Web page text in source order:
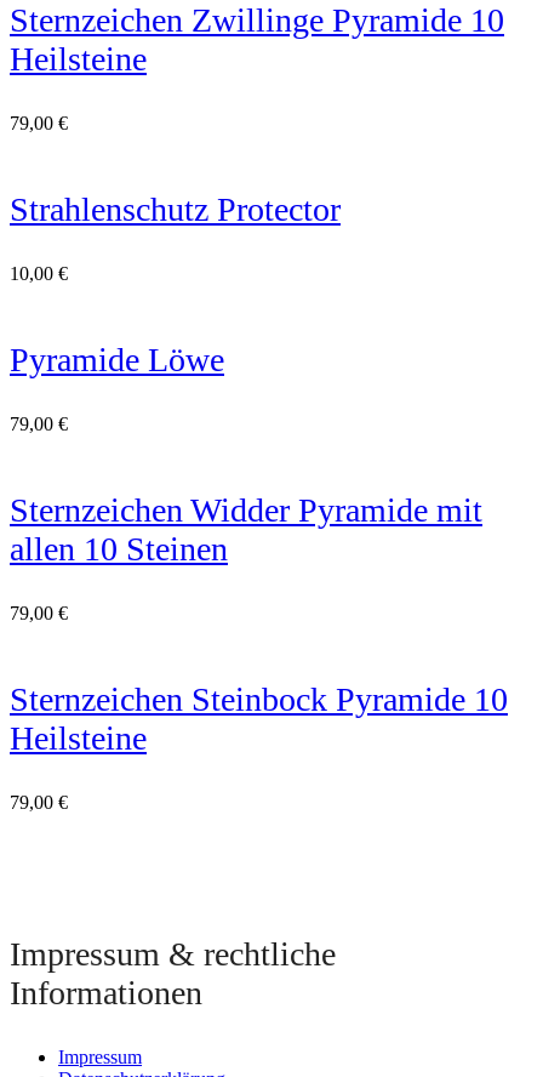
Sternzeichen Zwillinge Pyramide 10
Heilsteine
79,00 €
Strahlenschutz Protector
10,00 €
Pyramide Löwe
79,00 €
Sternzeichen Widder Pyramide mit
allen 10 Steinen
79,00 €
Sternzeichen Steinbock Pyramide 10
Heilsteine
79,00 €
Impressum & rechtliche
Informationen
Impressum